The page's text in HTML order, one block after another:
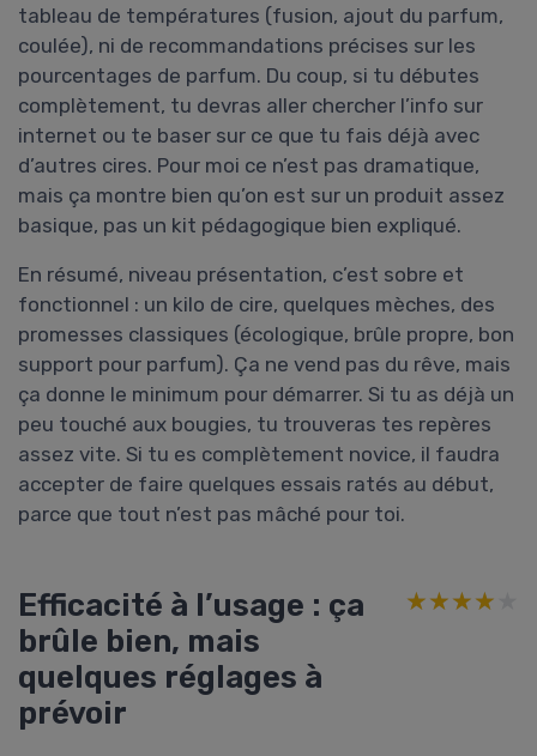
tableau de températures (fusion, ajout du parfum,
coulée), ni de recommandations précises sur les
pourcentages de parfum. Du coup, si tu débutes
complètement, tu devras aller chercher l’info sur
internet ou te baser sur ce que tu fais déjà avec
d’autres cires. Pour moi ce n’est pas dramatique,
mais ça montre bien qu’on est sur un produit assez
basique, pas un kit pédagogique bien expliqué.
En résumé, niveau présentation, c’est sobre et
fonctionnel : un kilo de cire, quelques mèches, des
promesses classiques (écologique, brûle propre, bon
support pour parfum). Ça ne vend pas du rêve, mais
ça donne le minimum pour démarrer. Si tu as déjà un
peu touché aux bougies, tu trouveras tes repères
assez vite. Si tu es complètement novice, il faudra
accepter de faire quelques essais ratés au début,
parce que tout n’est pas mâché pour toi.
Efficacité à l’usage : ça
brûle bien, mais
quelques réglages à
prévoir
★★★★★
★★★★★